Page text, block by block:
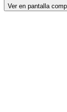
Ver en pantalla